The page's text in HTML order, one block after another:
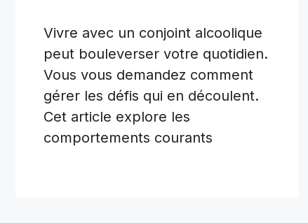
Vivre avec un conjoint alcoolique
peut bouleverser votre quotidien.
Vous vous demandez comment
gérer les défis qui en découlent.
Cet article explore les
comportements courants